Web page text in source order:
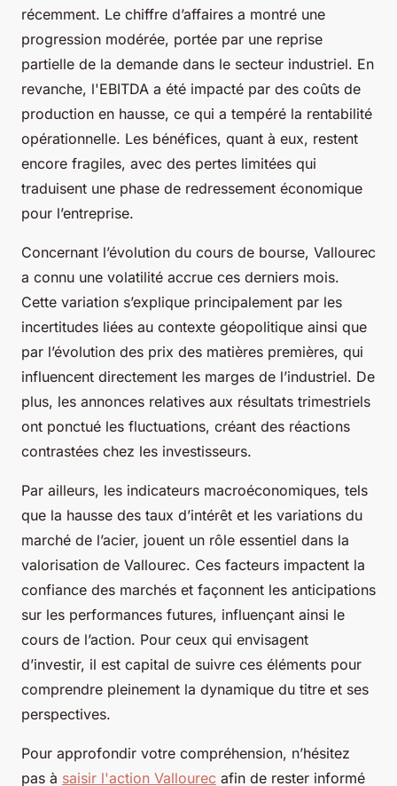
récemment. Le chiffre d’affaires a montré une
progression modérée, portée par une reprise
partielle de la demande dans le secteur industriel. En
revanche, l'EBITDA a été impacté par des coûts de
production en hausse, ce qui a tempéré la rentabilité
opérationnelle. Les bénéfices, quant à eux, restent
encore fragiles, avec des pertes limitées qui
traduisent une phase de redressement économique
pour l’entreprise.
Concernant l’évolution du cours de bourse, Vallourec
a connu une volatilité accrue ces derniers mois.
Cette variation s’explique principalement par les
incertitudes liées au contexte géopolitique ainsi que
par l’évolution des prix des matières premières, qui
influencent directement les marges de l’industriel. De
plus, les annonces relatives aux résultats trimestriels
ont ponctué les fluctuations, créant des réactions
contrastées chez les investisseurs.
Par ailleurs, les indicateurs macroéconomiques, tels
que la hausse des taux d’intérêt et les variations du
marché de l’acier, jouent un rôle essentiel dans la
valorisation de Vallourec. Ces facteurs impactent la
confiance des marchés et façonnent les anticipations
sur les performances futures, influençant ainsi le
cours de l’action. Pour ceux qui envisagent
d’investir, il est capital de suivre ces éléments pour
comprendre pleinement la dynamique du titre et ses
perspectives.
Pour approfondir votre compréhension, n’hésitez
pas à saisir l'action Vallourec afin de rester informé